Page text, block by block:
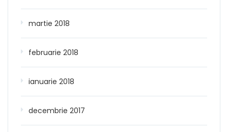
martie 2018
februarie 2018
ianuarie 2018
decembrie 2017